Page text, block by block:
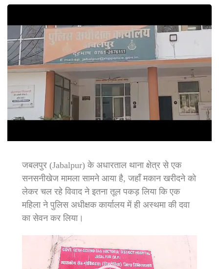
जबलपुर (Jabalpur) के अधारताल थाना क्षेत्र से एक
सनसनीखेज मामला सामने आया है, जहाँ मकान खरीदने को
लेकर चल रहे विवाद ने इतना तूल पकड़ लिया कि एक
महिला ने पुलिस अधीक्षक कार्यालय में ही अस्थमा की दवा
का सेवन कर लिया।